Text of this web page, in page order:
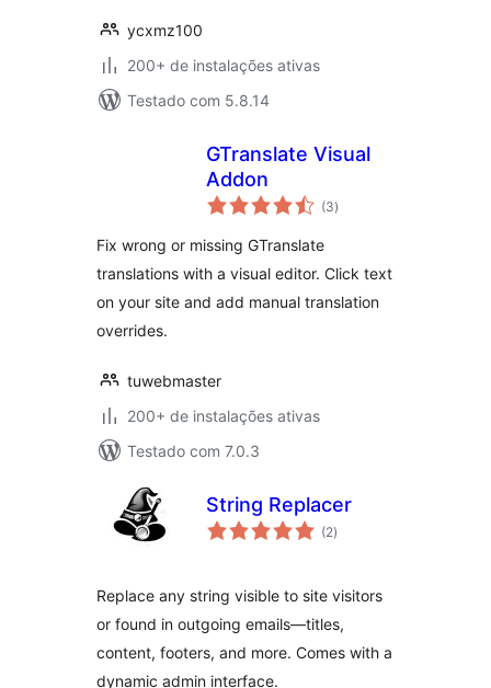
ycxmz100
200+ de instalações ativas
Testado com 5.8.14
GTranslate Visual
Addon
(3total
de
)
Fix wrong or missing GTranslate
translations with a visual editor. Click text
on your site and add manual translation
overrides.
tuwebmaster
200+ de instalações ativas
Testado com 7.0.3
String Replacer
(2total
de
)
Replace any string visible to site visitors
or found in outgoing emails—titles,
content, footers, and more. Comes with a
dynamic admin interface.